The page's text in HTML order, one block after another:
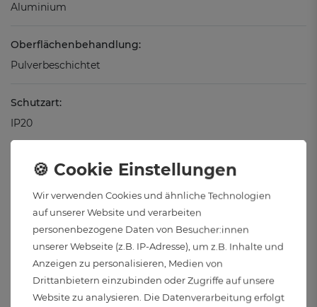
Aluminium
Oberflächenbehandlung:
Pulverbeschichtet
Schutzart:
IP20
Anwendungsbereich:
Nur zum Gebrauch in geschlossenen Räumen
Stromversorgung:
Kabelgebunden
Spannung:
220 bis 240 Volt und 50 Hertz
Wir verwenden Cookies und ähnliche Technologien
auf unserer Website und verarbeiten
personenbezogene Daten von Besucher:innen
unserer Webseite (z.B. IP-Adresse), um z.B. Inhalte und
Anzeigen zu personalisieren, Medien von
Drittanbietern einzubinden oder Zugriffe auf unsere
Website zu analysieren. Die Datenverarbeitung erfolgt